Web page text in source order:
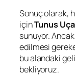
Sonuç olarak,
içinTunus
sunuyor.
edilmesi
bu alandaki
bekliyoruz.